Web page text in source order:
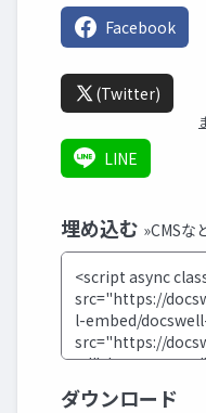
Facebook
(Twitter)
LINE
埋め込む »CMSな
ダウンロード